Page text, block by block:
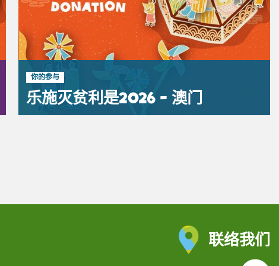
你的参与
乐施灭贫利是2026 - 澳门
联络我们